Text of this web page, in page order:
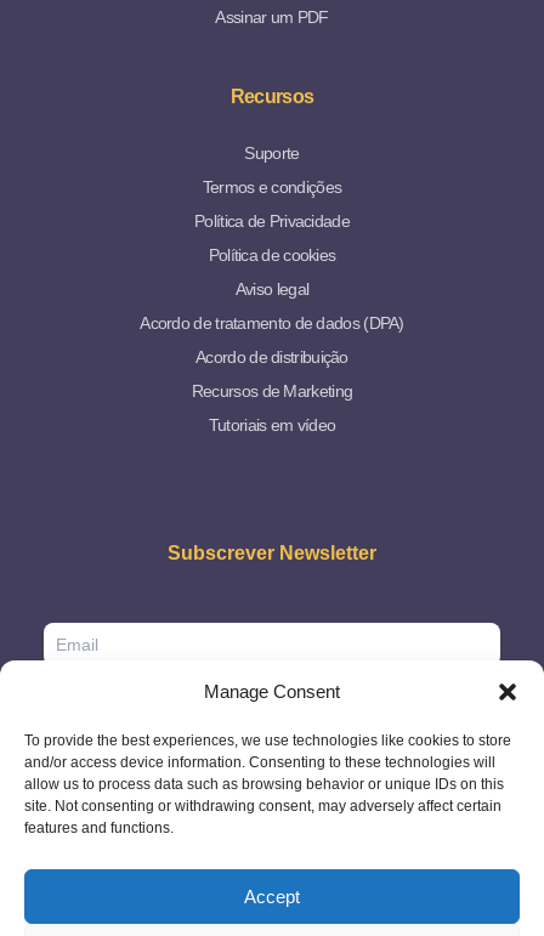
Manage Consent
To provide the best experiences, we use technologies like cookies to store
and/or access device information. Consenting to these technologies will
allow us to process data such as browsing behavior or unique IDs on this
site. Not consenting or withdrawing consent, may adversely affect certain
features and functions.
Accept
Assinar um PDF
Recursos
Suporte
Termos e condições
Política de Privacidade
Política de cookies
Aviso legal
Acordo de tratamento de dados (DPA)
Acordo de distribuição
Recursos de Marketing
Tutoriais em vídeo
Subscrever Newsletter